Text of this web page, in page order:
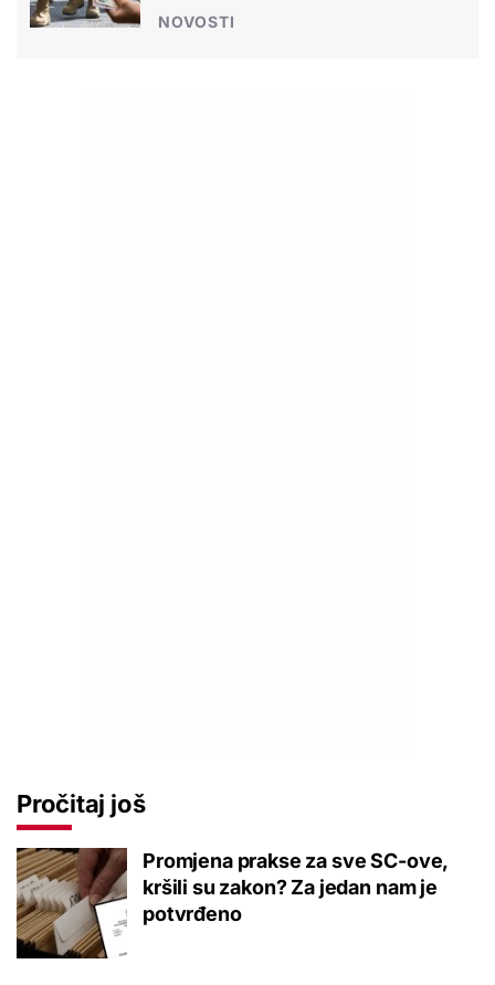
NOVOSTI
Pročitaj još
Promjena prakse za sve SC-ove,
kršili su zakon? Za jedan nam je
potvrđeno